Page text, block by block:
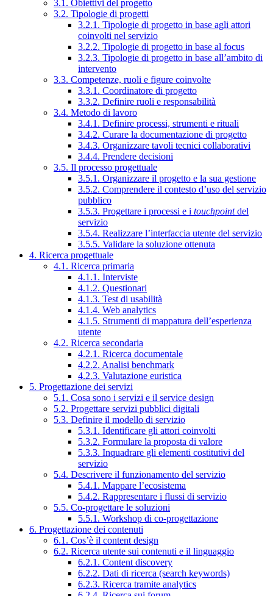
3.1. Obiettivi del progetto
3.2. Tipologie di progetti
3.2.1. Tipologie di progetto in base agli attori
coinvolti nel servizio
3.2.2. Tipologie di progetto in base al focus
3.2.3. Tipologie di progetto in base all’ambito di
intervento
3.3. Competenze, ruoli e figure coinvolte
3.3.1. Coordinatore di progetto
3.3.2. Definire ruoli e responsabilità
3.4. Metodo di lavoro
3.4.1. Definire processi, strumenti e rituali
3.4.2. Curare la documentazione di progetto
3.4.3. Organizzare tavoli tecnici collaborativi
3.4.4. Prendere decisioni
3.5. Il processo progettuale
3.5.1. Organizzare il progetto e la sua gestione
3.5.2. Comprendere il contesto d’uso del servizio
pubblico
3.5.3. Progettare i processi e i touchpointdel
servizio
3.5.4. Realizzare l’interfaccia utente del servizio
3.5.5. Validare la soluzione ottenuta
4. Ricerca progettuale
4.1. Ricerca primaria
4.1.1. Interviste
4.1.2. Questionari
4.1.3. Test di usabilità
4.1.4. Web analytics
4.1.5. Strumenti di mappatura dell’esperienza
utente
4.2. Ricerca secondaria
4.2.1. Ricerca documentale
4.2.2. Analisi benchmark
4.2.3. Valutazione euristica
5. Progettazione dei servizi
5.1. Cosa sono i servizi e il service design
5.2. Progettare servizi pubblici digitali
5.3. Definire il modello di servizio
5.3.1. Identificare gli attori coinvolti
5.3.2. Formulare la proposta di valore
5.3.3. Inquadrare gli elementi costitutivi del
servizio
5.4. Descrivere il funzionamento del servizio
5.4.1. Mappare l’ecosistema
5.4.2. Rappresentare i flussi di servizio
5.5. Co-progettare le soluzioni
5.5.1. Workshop di co-progettazione
6. Progettazione dei contenuti
6.1. Cos’è il content design
6.2. Ricerca utente sui contenuti e il linguaggio
6.2.1. Content discovery
6.2.2. Dati di ricerca (search keywords)
6.2.3. Ricerca tramite analytics